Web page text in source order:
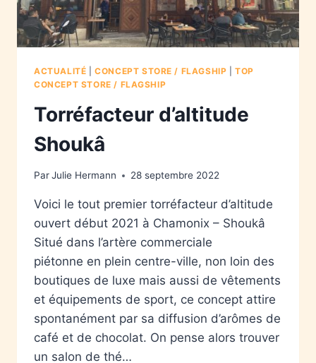
ACTUALITÉ |CONCEPT STORE / FLAGSHIP |TOP
CONCEPT STORE / FLAGSHIP
Torréfacteur d’altitude
Shoukâ
ParJulie Hermann 28 septembre 2022
Voici le tout premier torréfacteur d’altitude
ouvert début 2021 à Chamonix – Shoukâ
Situé dans l’artère commerciale
piétonne en plein centre-ville, non loin des
boutiques de luxe mais aussi de vêtements
et équipements de sport, ce concept attire
spontanément par sa diffusion d’arômes de
café et de chocolat. On pense alors trouver
un salon de thé…